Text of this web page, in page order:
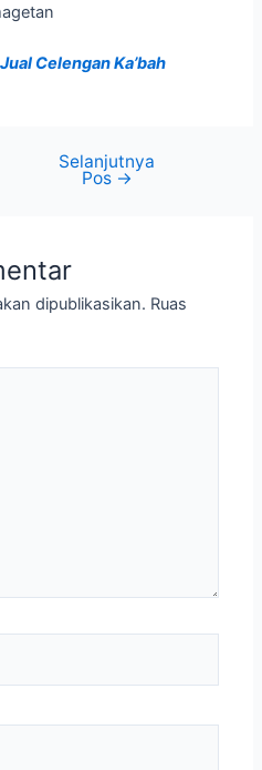
Jual Celengan Ka’bah
Selanjutnya
Pos →
dipublikasikan. Ruas